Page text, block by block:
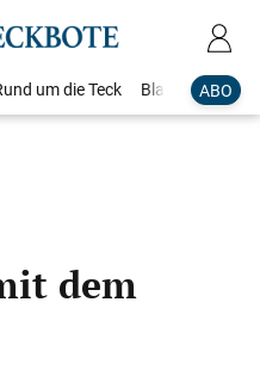
ABO
um die Teck Blaulicht
dem